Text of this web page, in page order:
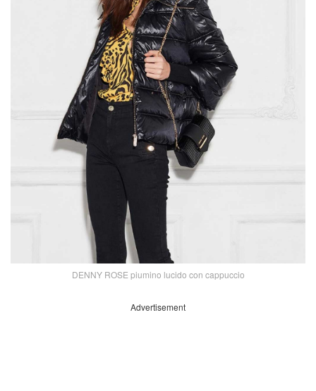
DENNY ROSE piumino lucido con cappuccio
Advertisement